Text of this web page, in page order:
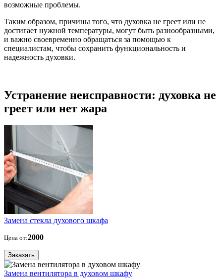
возможные проблемы.
Таким образом, причины того, что духовка не греет или не
достигает нужной температуры, могут быть разнообразными,
и важно своевременно обращаться за помощью к
специалистам, чтобы сохранить функциональность и
надежность духовки.
Устранение неисправности: духовка не
греет или нет жара
Замена стекла духового шкафа
Цена от:2000
Заказать
Замена вентилятора в духовом шкафу